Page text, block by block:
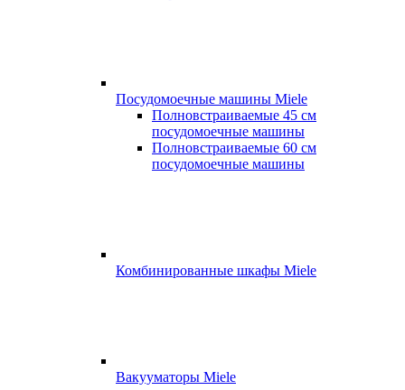
Посудомоечные машины Miele
Полновстраиваемые 45 см
посудомоечные машины
Полновстраиваемые 60 см
посудомоечные машины
Комбинированные шкафы Miele
Вакууматоры Miele